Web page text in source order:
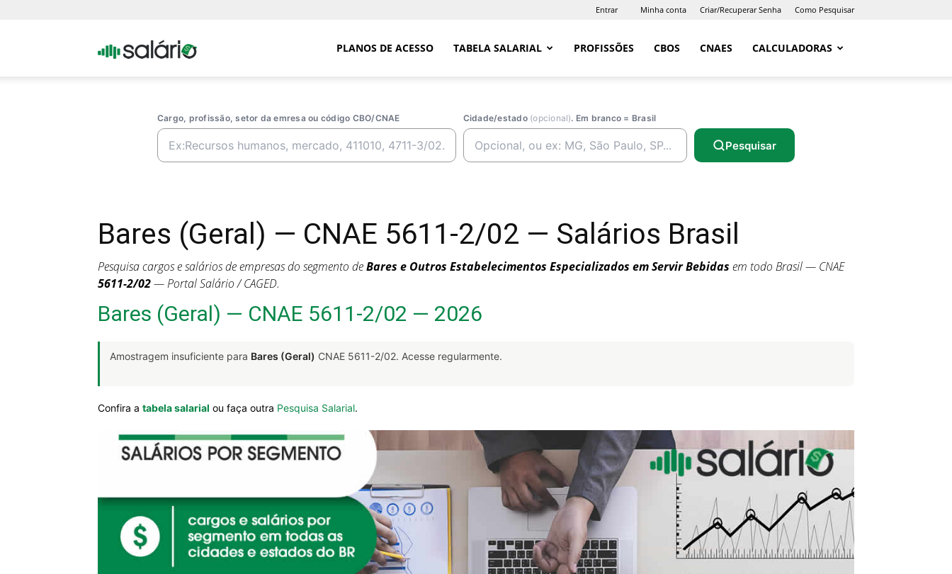
Entrar Minha conta Criar/Recuperar Senha Como Pesquisar
Portal PLANOS DE ACESSO TABELA SALARIAL PROFISSÕES CBOS CNAES CALCULADORAS
Cargo, profissão, setor da emresa ou código CBO/CNAE Cidade/estado (opcional). Em branco = Brasil
Pesquisar
Bares (Geral) — CNAE 5611-2/02 — Salários Brasil
Pesquisa cargos e salários de empresas do segmento deBares e Outros Estabelecimentos Especializados em Servir Bebidas em todo Brasil — CNAE
5611-2/02— Portal Salário / CAGED.
Bares (Geral) — CNAE 5611-2/02 — 2026
Amostragem insuficiente para Bares (Geral) CNAE 5611-2/02. Acesse regularmente.
Confira a tabela salarial ou faça outra Pesquisa Salarial.